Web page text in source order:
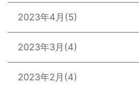
2023年4月 (5)
2023年3月 (4)
2023年2月 (4)